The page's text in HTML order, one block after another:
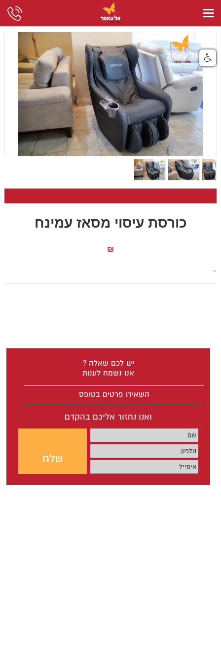
כורסת עיסוי מסאז עמינח
₪
-
יש לכם שאלה ?
אנו נשמח לענות
השאירו פרטים בטופס
ואנו נחזור אליכם בהקדם